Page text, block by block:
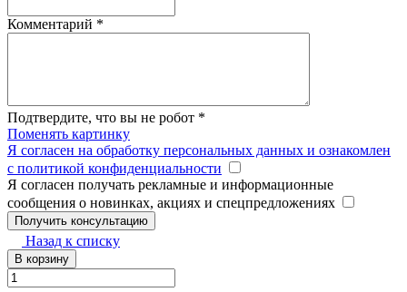
Комментарий *
Подтвердите, что вы не робот *
Поменять картинку
Я согласен на обработку персональных данных и ознакомлен
с политикой конфиденциальности
Я согласен получать рекламные и информационные
сообщения о новинках, акциях и спецпредложениях
Назад к списку
В корзину